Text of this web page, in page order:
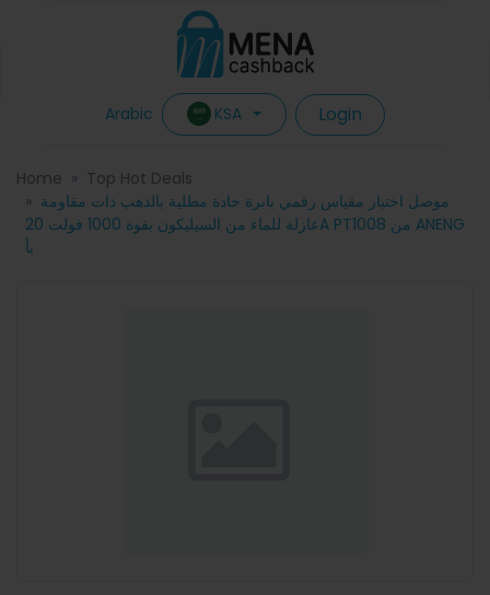
Arabic KSA Login
Home
Top Hot Deals
موصل اختبار مقياس رقمي بابرة حادة مطلية بالذهب ذات مقاومة
عازلة للماء من السيليكون بقوة 1000 فولت 20A PT1008 من ANENG
بأ